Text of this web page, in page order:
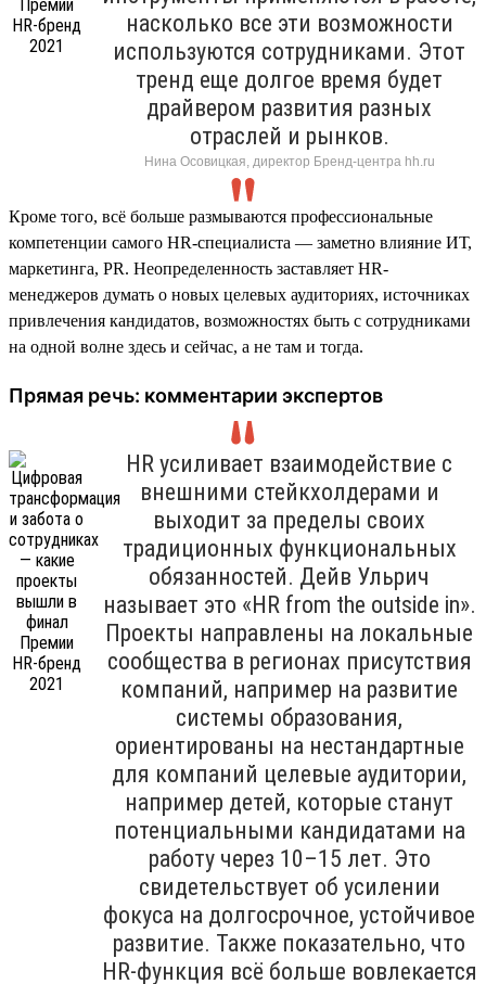
насколько все эти возможности
используются сотрудниками. Этот
тренд еще долгое время будет
драйвером развития разных
отраслей и рынков.
Нина Осовицкая, директор Бренд-центра hh.ru
Кроме того, всё больше размываются профессиональные
компетенции самого HR-специалиста — заметно влияние ИТ,
маркетинга, PR. Неопределенность заставляет HR-
менеджеров думать о новых целевых аудиториях, источниках
привлечения кандидатов, возможностях быть с сотрудниками
на одной волне здесь и сейчас, а не там и тогда.
Прямая речь: комментарии экспертов
HR усиливает взаимодействие с
внешними стейкхолдерами и
выходит за пределы своих
традиционных функциональных
обязанностей. Дейв Ульрич
называет это «HR from the outside in».
Проекты направлены на локальные
сообщества в регионах присутствия
компаний, например на развитие
системы образования,
ориентированы на нестандартные
для компаний целевые аудитории,
например детей, которые станут
потенциальными кандидатами на
работу через 10–15 лет. Это
свидетельствует об усилении
фокуса на долгосрочное, устойчивое
развитие. Также показательно, что
HR-функция всё больше вовлекается